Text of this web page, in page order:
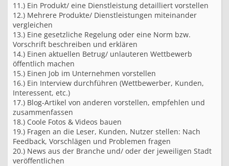
11.) Ein Produkt/ eine Dienstleistung detailliert vorstellen
12.) Mehrere Produkte/ Dienstleistungen miteinander
vergleichen
13.) Eine gesetzliche Regelung oder eine Norm bzw.
Vorschrift beschreiben und erklären
14.) Einen aktuellen Betrug/ unlauteren Wettbewerb
öffentlich machen
15.) Einen Job im Unternehmen vorstellen
16.) Ein Interview durchführen (Wettbewerber, Kunden,
Interessent, etc.)
17.) Blog-Artikel von anderen vorstellen, empfehlen und
zusammenfassen
18.) Coole Fotos & Videos bauen
19.) Fragen an die Leser, Kunden, Nutzer stellen: Nach
Feedback, Vorschlägen und Problemen fragen
20.) News aus der Branche und/ oder der jeweiligen Stadt
veröffentlichen